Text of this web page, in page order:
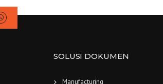
SOLUSI DOKUMEN
Manufacturing